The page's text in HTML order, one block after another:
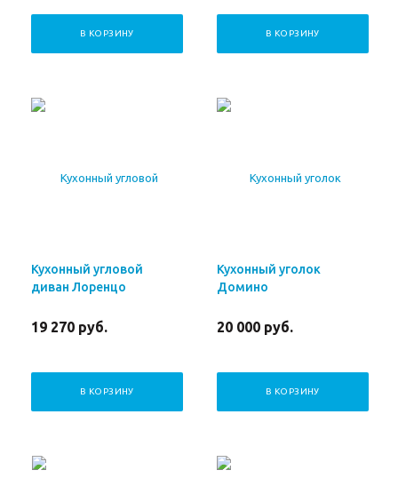
В КОРЗИНУ В КОРЗИНУ
Кухонный угловой
диван Лоренцо
19 270 руб.
В КОРЗИНУ
Кухонный уголок
Домино
20 000 руб.
В КОРЗИНУ